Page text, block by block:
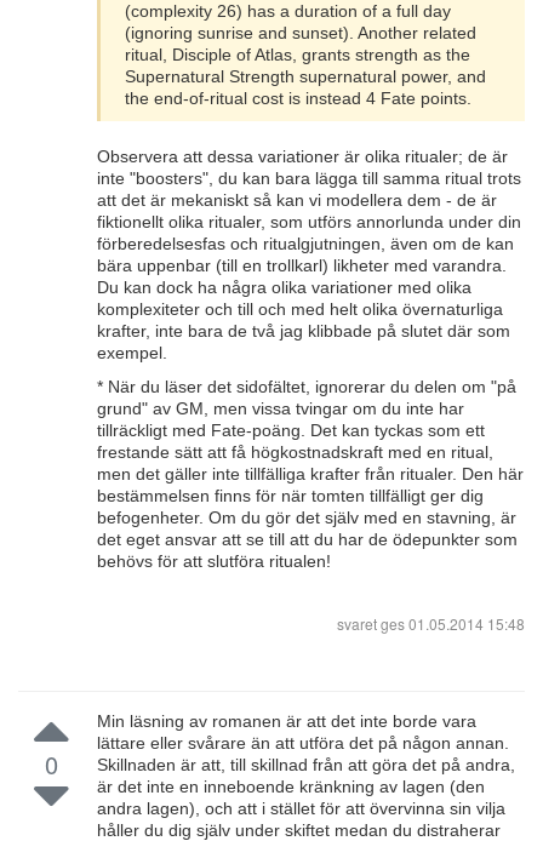
(complexity 26) has a duration of a full day
(ignoring sunrise and sunset). Another related
ritual, Disciple of Atlas, grants strength as the
Supernatural Strength supernatural power, and
the end-of-ritual cost is instead 4 Fate points.
Observera att dessa variationer är olika ritualer; de är
inte "boosters", du kan bara lägga till samma ritual trots
att det är mekaniskt så kan vi modellera dem - de är
fiktionellt olika ritualer, som utförs annorlunda under din
förberedelsesfas och ritualgjutningen, även om de kan
bära uppenbar (till en trollkarl) likheter med varandra.
Du kan dock ha några olika variationer med olika
komplexiteter och till och med helt olika övernaturliga
krafter, inte bara de två jag klibbade på slutet där som
exempel.
* När du läser det sidofältet, ignorerar du delen om "på
grund" av GM, men vissa tvingar om du inte har
tillräckligt med Fate-poäng. Det kan tyckas som ett
frestande sätt att få högkostnadskraft med en ritual,
men det gäller inte tillfälliga krafter från ritualer. Den här
bestämmelsen finns för när tomten tillfälligt ger dig
befogenheter. Om du gör det själv med en stavning, är
det eget ansvar att se till att du har de ödepunkter som
behövs för att slutföra ritualen!
svaret ges01.05.2014 15:48
0
Min läsning av romanen är att det inte borde vara
lättare eller svårare än att utföra det på någon annan.
Skillnaden är att, till skillnad från att göra det på andra,
är det inte en inneboende kränkning av lagen (den
andra lagen), och att i stället för att övervinna sin vilja
håller du dig själv under skiftet medan du distraherar